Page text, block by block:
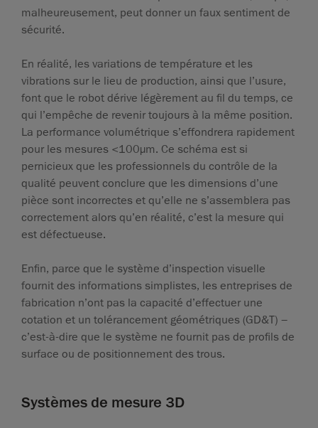
malheureusement, peut donner un faux sentiment de
sécurité.
En réalité, les variations de température et les
vibrations sur le lieu de production, ainsi que l’usure,
font que le robot dérive légèrement au fil du temps, ce
qui l’empêche de revenir toujours à la même position.
La performance volumétrique s’effondrera rapidement
pour les mesures <100µm. Ce schéma est si
pernicieux que les professionnels du contrôle de la
qualité peuvent conclure que les dimensions d’une
pièce sont incorrectes et qu’elle ne s’assemblera pas
correctement alors qu’en réalité, c’est la mesure qui
est défectueuse.
Enfin, parce que le système d’inspection visuelle
fournit des informations simplistes, les entreprises de
fabrication n’ont pas la capacité d’effectuer une
cotation et un tolérancement géométriques (GD&T) –
c’est-à-dire que le système ne fournit pas de profils de
surface ou de positionnement des trous.
Systèmes de mesure 3D